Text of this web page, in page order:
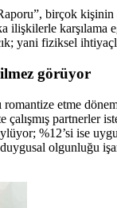
birçok
ilişkilerle
yani fiziksel
görüyor
etme
partnerler
%12’si ise
olgunluğu